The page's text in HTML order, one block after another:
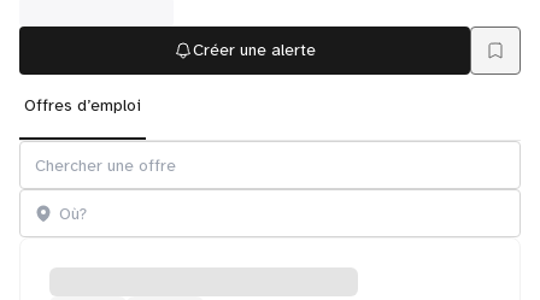
Créer une alerte
Offres d’emploi